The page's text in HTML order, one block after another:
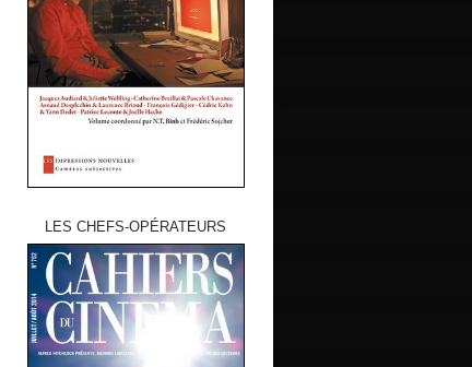
LES CHEFS-OPÉRATEURS